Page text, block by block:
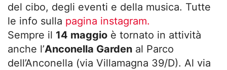
del cibo, degli eventi e della musica. Tutte
le info sulla pagina instagram.
Sempre il 14 maggio è tornato in attività
anche l’Anconella Garden al Parco
dell’Anconella (via Villamagna 39/D). Al via